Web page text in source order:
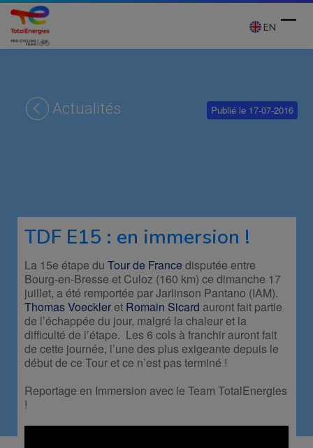
Skip
content
EN
Actualités Publié le 17-07-2016
TDF E15 : en immersion !
La 15e étape duTour de France disputée entre
Bourg-en-Bresse et Culoz (160 km) ce dimanche 17
juillet, a été remportée par Jarlinson Pantano (IAM).
Thomas Voeckleret Romain Sicard auront fait partie
de l’échappée du jour, malgré la chaleur et la
difficulté de l’étape. Les 6 cols à franchir auront fait
de cette journée, l’une des plus exigeante depuis le
début de ce Tour et ce n’est pas terminé !
Reportage en Immersion avec le Team TotalEnergies
!